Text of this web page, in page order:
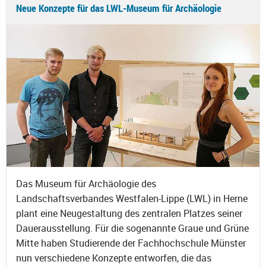
Neue Konzepte für das LWL-Museum für Archäologie
Das Museum für Archäologie des
Landschaftsverbandes Westfalen-Lippe (LWL) in Herne
plant eine Neugestaltung des zentralen Platzes seiner
Dauerausstellung. Für die sogenannte Graue und Grüne
Mitte haben Studierende der Fachhochschule Münster
nun verschiedene Konzepte entworfen, die das